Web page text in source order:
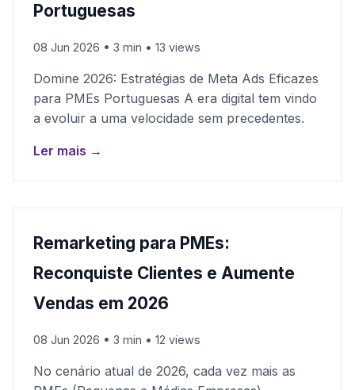
Portuguesas
08 Jun 2026 • 3 min • 13 views
Domine 2026: Estratégias de Meta Ads Eficazes
para PMEs Portuguesas A era digital tem vindo
a evoluir a uma velocidade sem precedentes.
Ler mais →
Remarketing para PMEs:
Reconquiste Clientes e Aumente
Vendas em 2026
08 Jun 2026 • 3 min • 12 views
No cenário atual de 2026, cada vez mais as